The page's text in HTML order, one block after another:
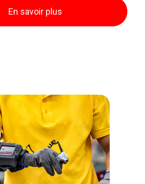
En savoir plus